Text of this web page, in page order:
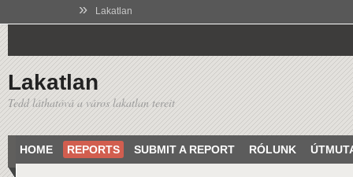
» Lakatlan
Lakatlan
Tedd láthatóvá a város lakatlan tereit
HOME REPORTS SUBMIT A REPORT RÓLUNK